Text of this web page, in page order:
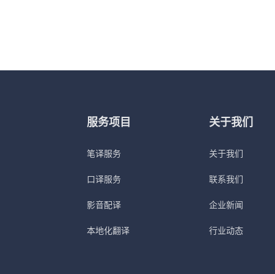
服务项目
笔译服务
口译服务
影音配译
本地化翻译
关于我们
关于我们
联系我们
企业新闻
行业动态